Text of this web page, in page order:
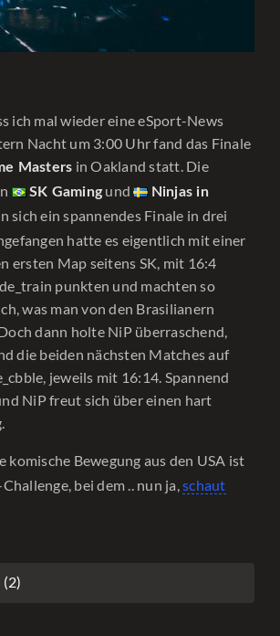
ich mal wieder eine eSport-News
Nacht um 3:00 Uhr fand das Finale
Masters in Oakland statt. Die
SK Gamingund
Ninjas in
sich ein spannendes Finale in drei
hatte es eigentlich mit einer
ersten Map seitens SK, mit 16:4
punkten und machten so
was man von den Brasilianern
dann holte NiP überraschend,
die beiden nächsten Matches auf
jeweils mit 16:14. Spannend
NiP freut sich über einen hart
komische Bewegung aus den USA ist
bei dem .. nun ja,schaut